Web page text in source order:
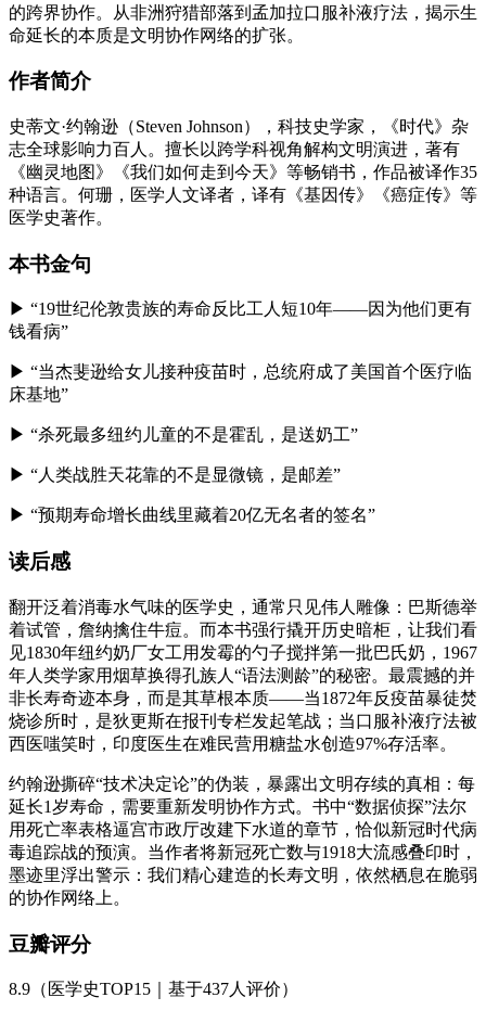
的跨界协作。从非洲狩猎部落到孟加拉口服补液疗法，揭示生
命延长的本质是文明协作网络的扩张。
作者简介
史蒂文·约翰逊（Steven Johnson），科技史学家，《时代》杂
志全球影响力百人。擅长以跨学科视角解构文明演进，著有
《幽灵地图》《我们如何走到今天》等畅销书，作品被译作35
种语言。何珊，医学人文译者，译有《基因传》《癌症传》等
医学史著作。
本书金句
▶ “19世纪伦敦贵族的寿命反比工人短10年——因为他们更有
钱看病”
▶ “当杰斐逊给女儿接种疫苗时，总统府成了美国首个医疗临
床基地”
▶ “杀死最多纽约儿童的不是霍乱，是送奶工”
▶ “人类战胜天花靠的不是显微镜，是邮差”
▶ “预期寿命增长曲线里藏着20亿无名者的签名”
读后感
翻开泛着消毒水气味的医学史，通常只见伟人雕像：巴斯德举
着试管，詹纳擒住牛痘。而本书强行撬开历史暗柜，让我们看
见1830年纽约奶厂女工用发霉的勺子搅拌第一批巴氏奶，1967
年人类学家用烟草换得孔族人“语法测龄”的秘密。最震撼的并
非长寿奇迹本身，而是其草根本质——当1872年反疫苗暴徒焚
烧诊所时，是狄更斯在报刊专栏发起笔战；当口服补液疗法被
西医嗤笑时，印度医生在难民营用糖盐水创造97%存活率。
约翰逊撕碎“技术决定论”的伪装，暴露出文明存续的真相：每
延长1岁寿命，需要重新发明协作方式。书中“数据侦探”法尔
用死亡率表格逼宫市政厅改建下水道的章节，恰似新冠时代病
毒追踪战的预演。当作者将新冠死亡数与1918大流感叠印时，
墨迹里浮出警示：我们精心建造的长寿文明，依然栖息在脆弱
的协作网络上。
豆瓣评分
8.9（医学史TOP15｜基于437人评价）